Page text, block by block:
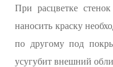
При расцветке
наносить краску
по другому под
усугубит внешний